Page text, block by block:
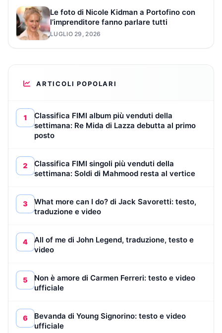
Le foto di Nicole Kidman a Portofino con
l’imprenditore fanno parlare tutti
LUGLIO 29, 2026
ARTICOLI POPOLARI
1
Classifica FIMI album più venduti della
settimana: Re Mida di Lazza debutta al primo
posto
2
Classifica FIMI singoli più venduti della
settimana: Soldi di Mahmood resta al vertice
3
What more can I do? di Jack Savoretti: testo,
traduzione e video
4
All of me di John Legend, traduzione, testo e
video
5
Non è amore di Carmen Ferreri: testo e video
ufficiale
6
Bevanda di Young Signorino: testo e video
ufficiale